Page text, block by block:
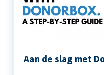
Aan de slag met